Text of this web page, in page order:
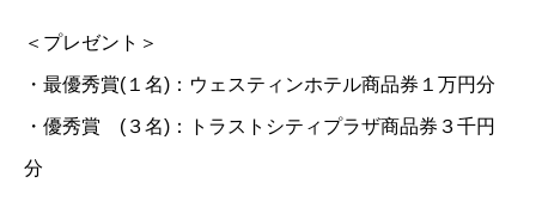
＜プレゼント＞
・最優秀賞(１名)：ウェスティンホテル商品券１万円分
・優秀賞 (３名)：トラストシティプラザ商品券３千円
分